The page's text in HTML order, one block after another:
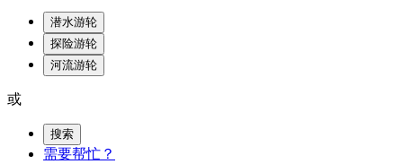
潜水游轮
探险游轮
河流游轮
或
搜索
需要帮忙？